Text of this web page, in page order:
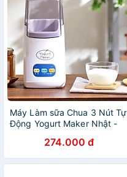
Máy Làm sữa Chua 3 Nút Tự
Động Yogurt Maker Nhật -
Giản - Hàng Chính Hãng
MINIIN
274.000 đ